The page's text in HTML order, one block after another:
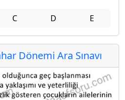
C D E
Dönemi Ara Sınavı